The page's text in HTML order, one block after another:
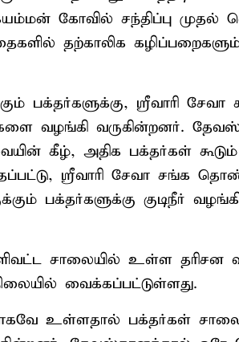
கோவில் சந்திப்பு முதல்
தற்காலிக கழிப்பறைகளும்
பக்தர்களுக்கு, ஸ்ரீவாரி சேவா
வழங்கி வருகின்றனர்.
கீழ், அதிக பக்தர்கள்
ஸ்ரீவாரி சேவா சங்க
பக்தர்களுக்கு குடிநீர்
சாலையில் உள்ள தரிசன
வைக்கப்பட்டுள்ளது.
உள்ளதால் பக்தர்கள்